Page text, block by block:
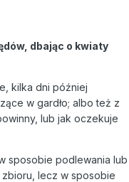
dbając o kwiaty
kilka dni później
w gardło; albo też z
lub jak oczekuje
sposobie podlewania lub
lecz w sposobie